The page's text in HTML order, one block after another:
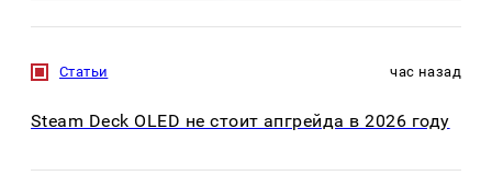
Статьи час назад
Steam Deck OLED не стоит апгрейда в 2026 году